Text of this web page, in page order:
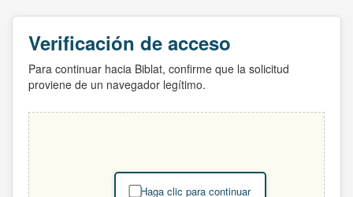
Verificación de acceso
Para continuar hacia Biblat, confirme que la solicitud
proviene de un navegador legítimo.
Haga clic para continuar